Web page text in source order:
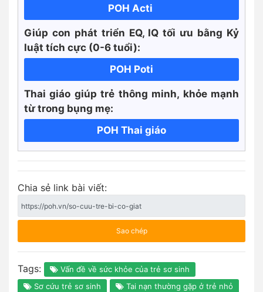
POH Acti
Giúp con phát triển EQ, IQ tối ưu bằng Kỷ
luật tích cực (0-6 tuổi):
POH Poti
Thai giáo giúp trẻ thông minh, khỏe mạnh
từ trong bụng mẹ:
POH Thai giáo
Chia sẻ link bài viết:
Sao chép
Tags:
Vấn đề về sức khỏe của trẻ sơ sinh
Sơ cứu trẻ sơ sinh
Tai nạn thường gặp ở trẻ nhỏ